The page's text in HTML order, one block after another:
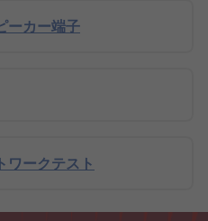
ーカー端子
ワークテスト